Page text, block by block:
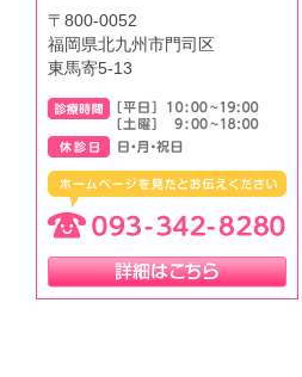
〒800-0052
福岡県北九州市門司区
東馬寄5-13